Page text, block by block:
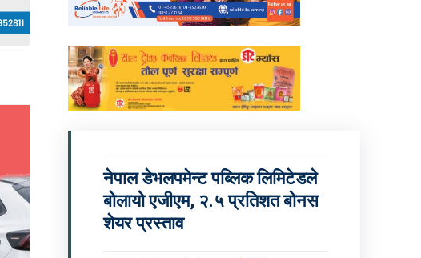
नेपाल डेभलपमेन्ट पब्लिक लिमिटेडले
बोलायो एजीएम, २.५ प्रतिशत बोनस
शेयर प्रस्ताव